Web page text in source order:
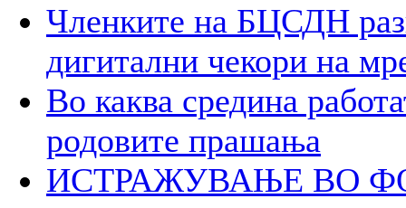
Членките на БЦСДН
дигитални чекори на
Во каква средина
родовите прашања
ИСТРАЖУВАЊЕ ВО